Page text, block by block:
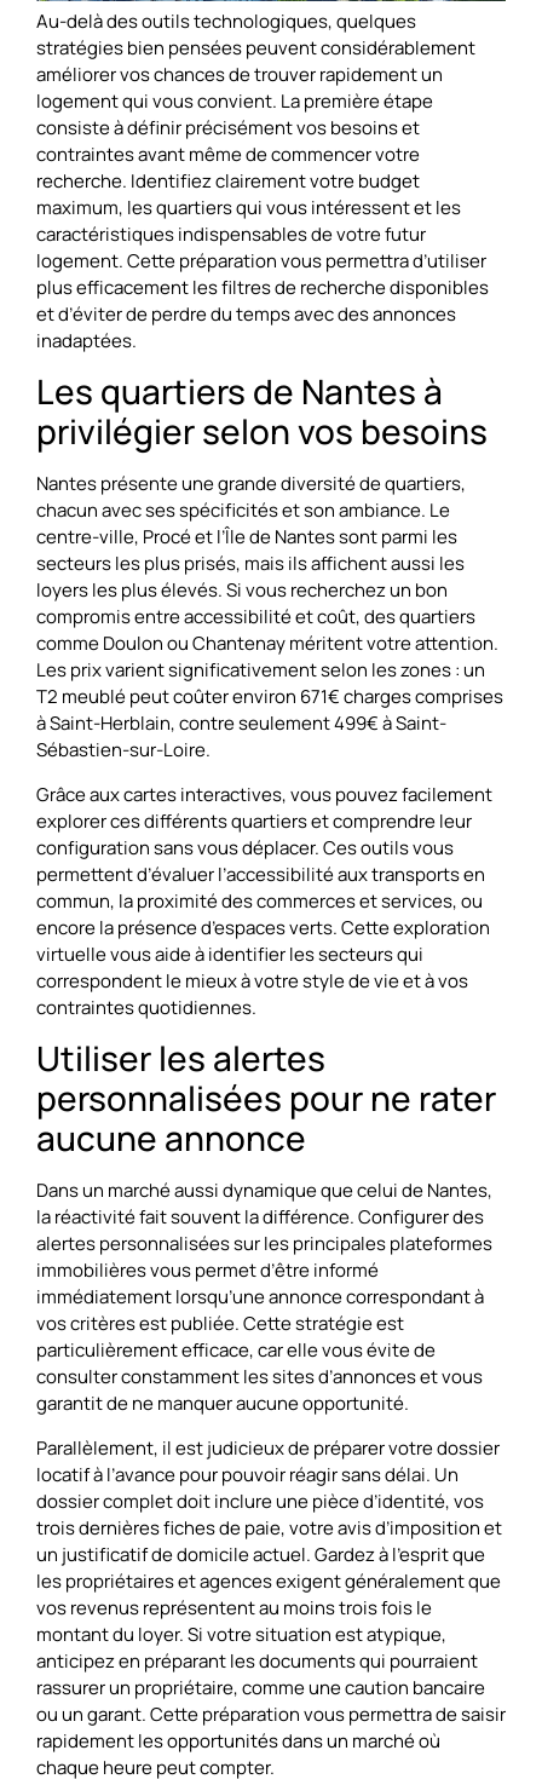
Au-delà des outils technologiques, quelques
stratégies bien pensées peuvent considérablement
améliorer vos chances de trouver rapidement un
logement qui vous convient. La première étape
consiste à définir précisément vos besoins et
contraintes avant même de commencer votre
recherche. Identifiez clairement votre budget
maximum, les quartiers qui vous intéressent et les
caractéristiques indispensables de votre futur
logement. Cette préparation vous permettra d’utiliser
plus efficacement les filtres de recherche disponibles
et d’éviter de perdre du temps avec des annonces
inadaptées.
Les quartiers de Nantes à
privilégier selon vos besoins
Nantes présente une grande diversité de quartiers,
chacun avec ses spécificités et son ambiance. Le
centre-ville, Procé et l’Île de Nantes sont parmi les
secteurs les plus prisés, mais ils affichent aussi les
loyers les plus élevés. Si vous recherchez un bon
compromis entre accessibilité et coût, des quartiers
comme Doulon ou Chantenay méritent votre attention.
Les prix varient significativement selon les zones : un
T2 meublé peut coûter environ 671€ charges comprises
à Saint-Herblain, contre seulement 499€ à Saint-
Sébastien-sur-Loire.
Grâce aux cartes interactives, vous pouvez facilement
explorer ces différents quartiers et comprendre leur
configuration sans vous déplacer. Ces outils vous
permettent d’évaluer l’accessibilité aux transports en
commun, la proximité des commerces et services, ou
encore la présence d’espaces verts. Cette exploration
virtuelle vous aide à identifier les secteurs qui
correspondent le mieux à votre style de vie et à vos
contraintes quotidiennes.
Utiliser les alertes
personnalisées pour ne rater
aucune annonce
Dans un marché aussi dynamique que celui de Nantes,
la réactivité fait souvent la différence. Configurer des
alertes personnalisées sur les principales plateformes
immobilières vous permet d’être informé
immédiatement lorsqu’une annonce correspondant à
vos critères est publiée. Cette stratégie est
particulièrement efficace, car elle vous évite de
consulter constamment les sites d’annonces et vous
garantit de ne manquer aucune opportunité.
Parallèlement, il est judicieux de préparer votre dossier
locatif à l’avance pour pouvoir réagir sans délai. Un
dossier complet doit inclure une pièce d’identité, vos
trois dernières fiches de paie, votre avis d’imposition et
un justificatif de domicile actuel. Gardez à l’esprit que
les propriétaires et agences exigent généralement que
vos revenus représentent au moins trois fois le
montant du loyer. Si votre situation est atypique,
anticipez en préparant les documents qui pourraient
rassurer un propriétaire, comme une caution bancaire
ou un garant. Cette préparation vous permettra de saisir
rapidement les opportunités dans un marché où
chaque heure peut compter.